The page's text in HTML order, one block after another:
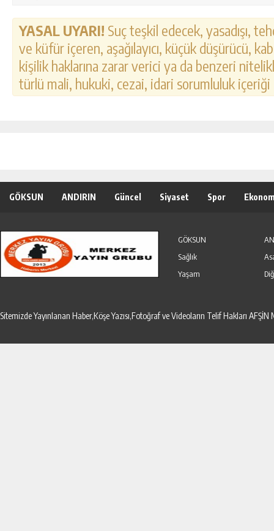
YASAL UYARI! Suç teşkil edecek, yasadışı,
ve küfür içeren, aşağılayıcı, küçük düşürücü,
kişilik haklarına zarar verici ya da benzeri
türlü mali, hukuki, cezai, idari sorumluluk
GÖKSUN ANDIRIN Güncel Siyaset Spor
GÖKSUN
Sağlık
Yaşam
Sitemizde Yayınlanan Haber,Köşe Yazısı,Fotoğraf ve Videoların Telif Hakları